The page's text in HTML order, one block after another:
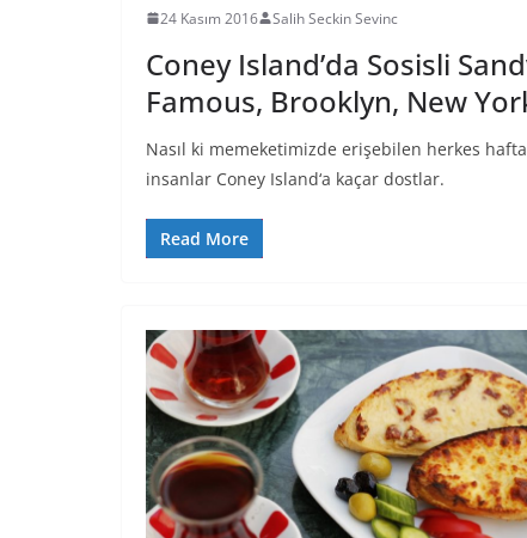
24 Kasım 2016 Salih Seckin Sevinc
Coney Island’da Sosisli
Famous, Brooklyn, New
Nasıl ki memeketimizde erişebilen herkes
insanlar Coney Island‘a kaçar dostlar.
Read More